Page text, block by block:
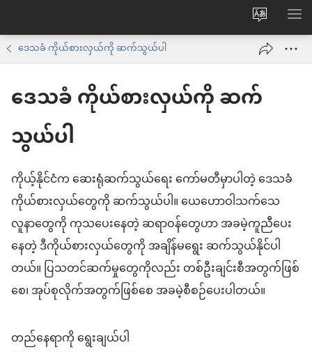
ဝ
က်
ဆိုက်
ပါ
ဒေသခံ ကိုယ်စားလှယ်ကို ဆက်သွယ်ပါ
ဒေသခံ ကိုယ်စားလှယ်ကို ဆက်
သွယ်ပါ
ကိုယ့်နိုင်ငံက ဆေးရုံဆက်သွယ်ရေး ကော်မတီမှာပါတဲ့ ဒေသခံ
ကိုယ်စားလှယ်တွေကို ဆက်သွယ်ပါ။ ယေဟောဝါသက်သေ
လူနာတွေကို ကုသပေးနေတဲ့ ဆရာဝန်တွေဟာ အခမဲ့ကူညီပေး
နေတဲ့ ဒီကိုယ်စားလှယ်တွေကို အချိန်မရွေး ဆက်သွယ်နိုင်ပါ
တယ်။ ပြသတင်ဆက်မှုတွေကိုလည်း တစ်ဦးချင်းစီအတွက်ဖြစ်
စေ၊ အုပ်စုလိုက်အတွက်ဖြစ်စေ အခမဲ့စီစဉ်ပေးပါတယ်။
တည်နေရာကို ရွေးချယ်ပါ